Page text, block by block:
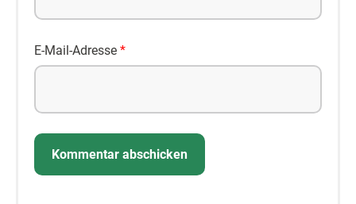
E-Mail-Adresse *